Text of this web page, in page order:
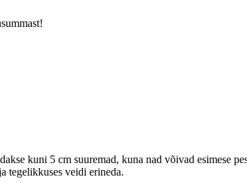
kuni 5 cm suuremad, kuna nad võivad esimese
tegelikkuses veidi erineda.